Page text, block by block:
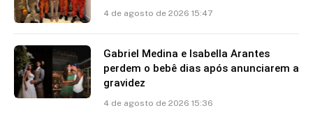
4 de agosto de 2026 15:47
Gabriel Medina e Isabella Arantes
perdem o bebê dias após anunciarem a
gravidez
4 de agosto de 2026 15:36